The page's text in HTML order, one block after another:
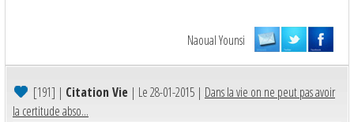
Naoual Younsi
[191] | Citation Vie | Le 28-01-2015 | Dans la vie on ne peut pas avoir
la certitude abso...